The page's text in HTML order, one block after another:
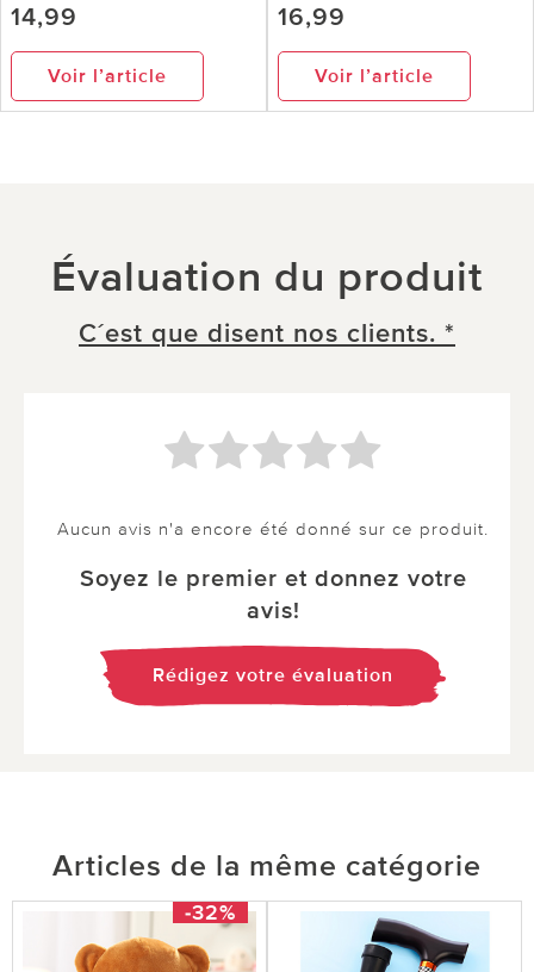
14,99
Voir l’article
16,99
Voir l’article
Évaluation du produit
C´est que disent nos clients. *
Aucun avis n'a encore été donné sur ce produit.
Soyez le premier et donnez votre
avis!
Rédigez votre évaluation
Articles de la même catégorie
-32%